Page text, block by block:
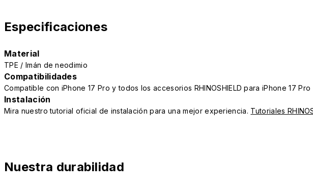
Especificaciones
Material
TPE / Imán de neodimio
Compatibilidades
Compatible con iPhone 17 Pro y todos los accesorios RHINOSHIELD para iPhone 17 Pro
Instalación
Mira nuestro tutorial oficial de instalación para una mejor experiencia. Tutoriales
Nuestra durabilidad